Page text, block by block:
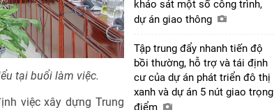
tại buổi làm việc.
việc xây dựng Trung
khảo sát một số công trình,
dự án giao thông
Tập trung đẩy nhanh tiến độ
bồi thường, hỗ trợ và tái định
cư của dự án phát triển đô thị
xanh và dự án 5 nút giao trọng
điểm